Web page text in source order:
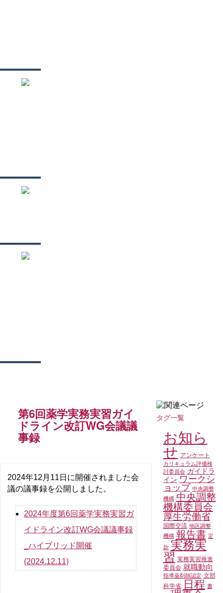
第6回薬学実務実習ガイ
ドライン改訂WG会議議
事録
2024年12月11日に開催されました会
議の議事録を公開しました。
2024年度第6回薬学実務実習ガ
イドライン改訂WG会議議事録
_ハイブリッド開催
(2024.12.11)
タグ一覧
お知ら
せ アンケート
カリキュラム評価検
討委員会 ガイドラ
イン ワークシ
ョップ 中央調整
機構 中央調整
機構委員会
厚生労働省
国際交流 地区調整
機構 報告書 定
款 実務実
習 実務実習推進
委員会 就職動向
指導薬剤師認定 文部
科学省 日程 書